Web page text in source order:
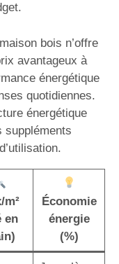
bois n’offre
avantageux à
énergétique
quotidiennes.
énergétique
suppléments
m²
en
Économie
énergie
(%)